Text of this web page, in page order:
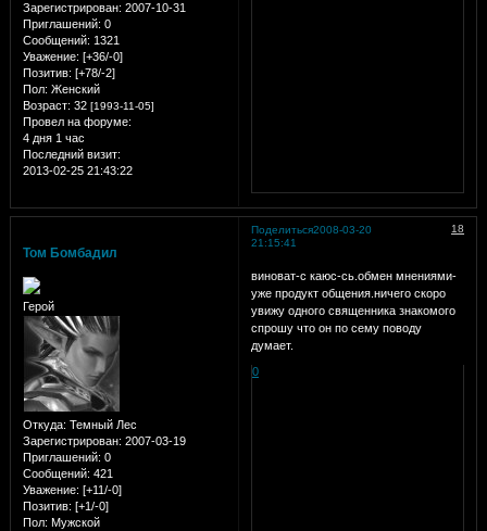
Зарегистрирован: 2007-10-31
Приглашений: 0
Сообщений: 1321
Уважение: [+36/-0]
Позитив: [+78/-2]
Пол: Женский
Возраст: 32 [1993-11-05]
Провел на форуме:
4 дня 1 час
Последний визит:
2013-02-25 21:43:22
Поделиться 18
2008-03-20
21:15:41
Том Бомбадил
Герой
Откуда: Темный Лес
Зарегистрирован: 2007-03-19
Приглашений: 0
Сообщений: 421
Уважение: [+11/-0]
Позитив: [+1/-0]
Пол: Мужской
виноват-с каюс-сь.обмен мнениями-
уже продукт общения.ничего скоро
увижу одного священника знакомого
спрошу что он по сему поводу
думает.
0